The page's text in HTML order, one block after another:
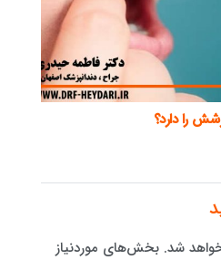
را دارد؟
شد. بخش‌های موردنیاز